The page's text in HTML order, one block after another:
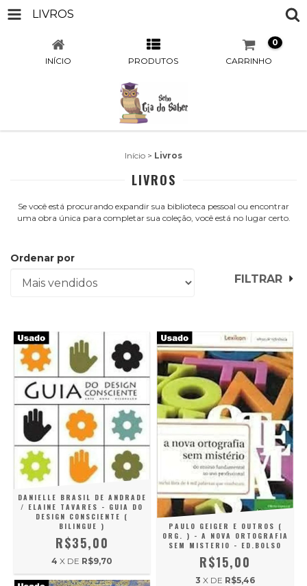
LIVROS
INÍCIO PRODUTOS CARRINHO
0
Início > Livros
LIVROS
Se você está procurando expandir sua biblioteca pessoal ou encontrar
uma obra única para completar sua coleção, você está no lugar certo.
Ordenar por
FILTRAR
DANIELLE BRASIL DE ANDRADE
/ ELAINE TAVARES - GUIA DO
DESIGN CONSCIENTE (
BILINGUE )
R$35,00
4 X DE R$9,70
PAULO GEIGER E OUTROS (
ORG. ) - A NOVA ORTOGRAFIA
SEM MISTERIO - ED.BOLSO
R$15,00
3 X DE R$5,46